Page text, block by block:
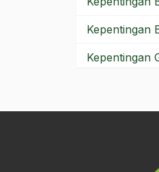
2016
2015
2014
Kepentingan
Kepentingan
Kepentingan
Kepercayaan